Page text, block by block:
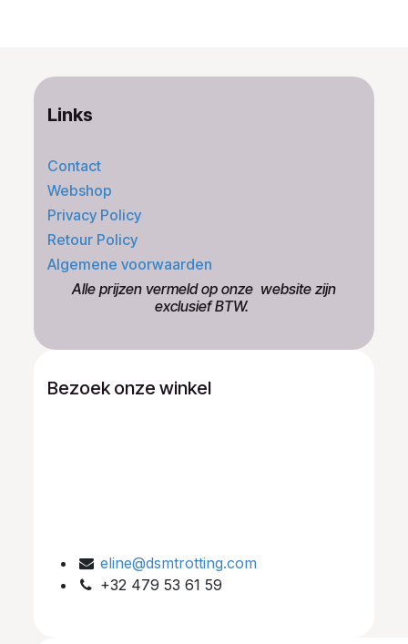
Links
Contact
Webshop
Privacy Policy
Retour Policy
Algemene voorwaarden
​Alle prijzen vermeld op onze ​website zijn
exclusief BTW.
Bezoek onze winkel
eline@dsmtrotting.com
+32 479 53 61 59